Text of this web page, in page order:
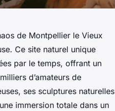
de Montpellier le Vieux
Ce site naturel unique
par le temps, offrant un
d’amateurs de
ses sculptures naturelles
immersion totale dans un